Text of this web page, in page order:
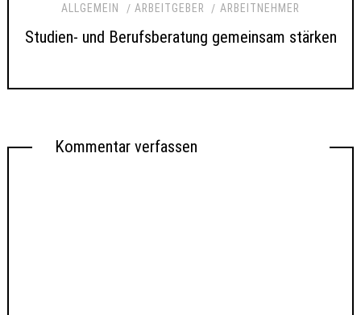
ALLGEMEIN ARBEITGEBER ARBEITNEHMER
Studien- und Berufsberatung gemeinsam stärken
Kommentar verfassen